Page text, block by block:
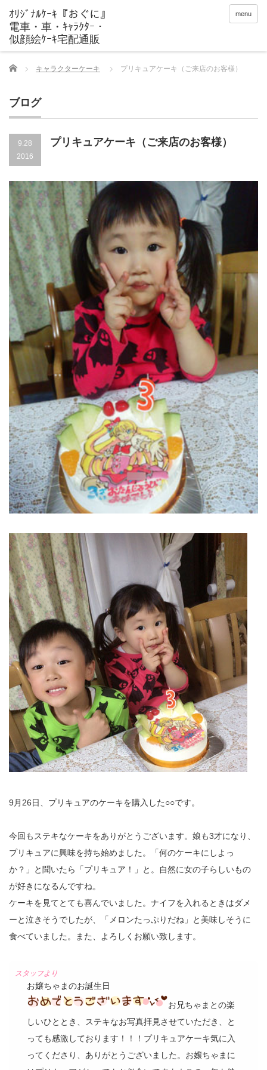
menu
Home キャラクターケーキ プリキュアケーキ（ご来店のお客様）
ブログ
9.28
2016
プリキュアケーキ（ご来店のお客様）
9月26日、プリキュアのケーキを購入した○○です。
今回もステキなケーキをありがとうございます。娘も3才になり、
プリキュアに興味を持ち始めました。「何のケーキにしよっ
か？」と聞いたら「プリキュア！」と。自然に女の子らしいもの
が好きになるんですね。
ケーキを見てとても喜んでいました。ナイフを入れるときはダメ
ーと泣きそうでしたが、「メロンたっぷりだね」と美味しそうに
食べていました。また、よろしくお願い致します。
お嬢ちゃまのお誕生日
お兄ちゃまとの楽
しいひととき、ステキなお写真拝見させていただき、と
っても感激しております！！！プリキュアケーキ気に入
ってくださり、ありがとうございました。お嬢ちゃまに